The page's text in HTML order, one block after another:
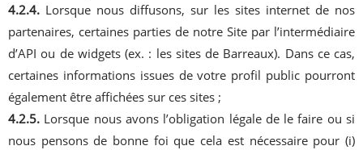
4.2.4. Lorsque nous diffusons, sur les sites internet de nos
partenaires, certaines parties de notre Site par l’intermédiaire
d’API ou de widgets (ex. : les sites de Barreaux). Dans ce cas,
certaines informations issues de votre profil public pourront
également être affichées sur ces sites ;
4.2.5. Lorsque nous avons l’obligation légale de le faire ou si
nous pensons de bonne foi que cela est nécessaire pour (i)